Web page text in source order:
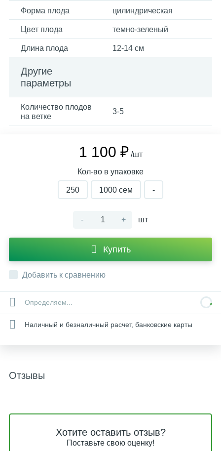
Форма плода цилиндрическая
Цвет плода темно-зеленый
Длина плода 12-14 см
Другие
параметры
Количество плодов
на ветке
3-5
1 100 ₽ /шт
Кол-во в упаковке
250 1000 сем -
- + шт
Купить
Добавить к сравнению
Определяем...
Наличный и безналичный расчет, банковские карты
Отзывы
Хотите оставить отзыв?
Поставьте свою оценку!